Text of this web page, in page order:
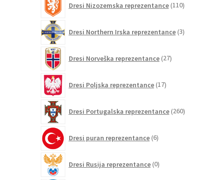
Dresi Nizozemska reprezentance 110izdelkov
Dresi Northern Irska reprezentance 3izdelki
Dresi Norveška reprezentance 27izdelkov
Dresi Poljska reprezentance 17izdelkov
Dresi Portugalska reprezentance 260izdelkov
Dresi puran reprezentance 6izdelkov
Dresi Rusija reprezentance 0izdelkov